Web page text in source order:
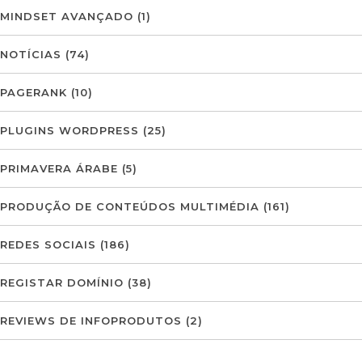
MINDSET AVANÇADO (1)
NOTÍCIAS (74)
PAGERANK (10)
PLUGINS WORDPRESS (25)
PRIMAVERA ÁRABE (5)
PRODUÇÃO DE CONTEÚDOS MULTIMÉDIA (161)
REDES SOCIAIS (186)
REGISTAR DOMÍNIO (38)
REVIEWS DE INFOPRODUTOS (2)